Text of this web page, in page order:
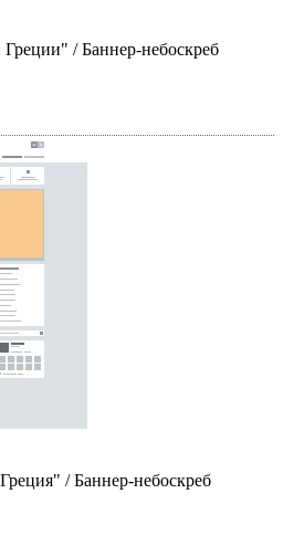
/ Баннер-небоскреб
/ Баннер-небоскреб